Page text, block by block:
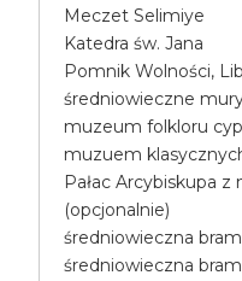
Meczet Selimiye
Katedra św. Jana
Pomnik Wolności,
średniowieczne
muzeum folkloru
muzuem
Pałac Arcybiskupa
(opcjonalnie)
średniowieczna
średniowieczna